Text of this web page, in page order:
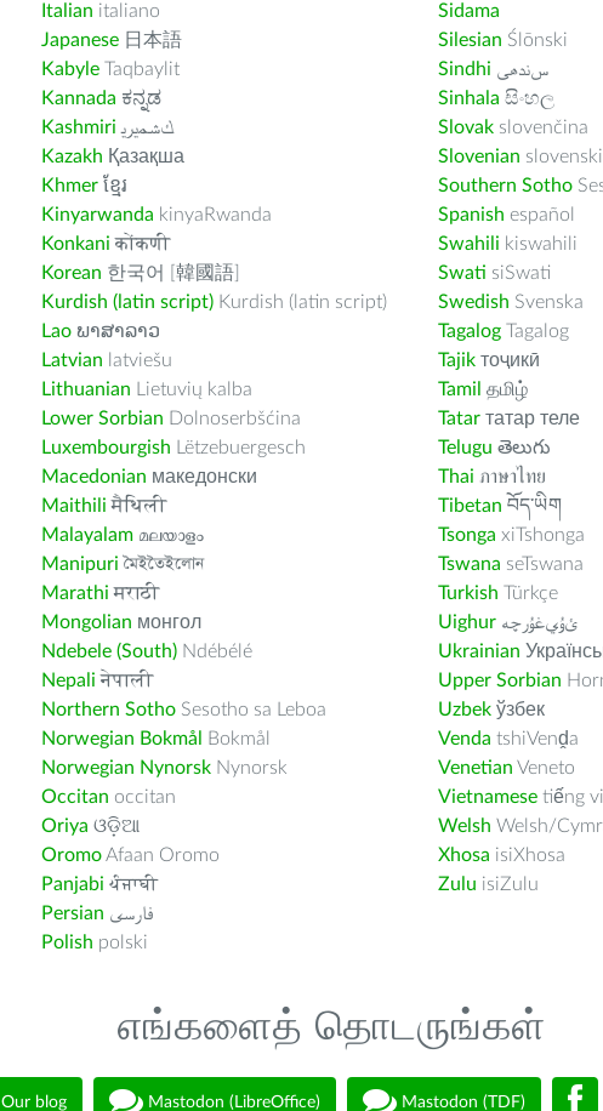
Italian italiano
Japanese 日本語
Kabyle Taqbaylit
Kannada ಕನ್ನಡ
Kashmiri ﻚﺸﻤﻳﺮﻳ
Kazakh Қазақша
Khmer ខ្មែរ
Kinyarwanda kinyaRwanda
Konkani कोंकणी
Korean 한국어 [韓國語]
Kurdish (latin script) Kurdish (latin script)
Lao ພາສາລາວ
Latvian latviešu
Lithuanian Lietuvių kalba
Lower Sorbian Dolnoserbšćina
Luxembourgish Lëtzebuergesch
Macedonian македонски
Maithili मैथिली
Malayalam മലയാളം
Manipuri মৈইতৈইলোন
Marathi मराठी
Mongolian монгол
Ndebele (South) Ndébélé
Nepali नेपाली
Northern Sotho Sesotho sa Leboa
Norwegian Bokmål
Bokmål
Norwegian Nynorsk Nynorsk
Occitan occitan
Oriya ଓଡ଼ିଆ
OromoAfaan Oromo
Panjabi ਪੰਜਾਬੀ
Persian فارسى
Polish polski
Sidama
Silesian Ślōnski
Sindhi ﺲﻧﺩھی
Sinhala සිංහල
Slovak slovenčina
Slovenian slovenski
Southern Sotho
Spanish español
Swahili kiswahili
Swati siSwati
Swedish Svenska
Tagalog Tagalog
Tajik тоҷикӣ
Tamil தமிழ்
Tatar татар теле
Telugu తెలుగు
Thai ภาษาไทย
Tibetan བོད་ཡིག
Tsonga xiTshonga
Tswana seTswana
Turkish Türkçe
Uighur ﺉۇﻲﻏۇﺭچە
Ukrainian
Upper Sorbian
Uzbek ўзбек
Venda tshiVenḓa
Venetian Veneto
Vietnamese tiếng
Welsh Welsh/
Xhosa isiXhosa
Zulu isiZulu
எங்களைத் தொடருங்கள்
Our blog Mastodon (LibreOffice) Mastodon (TDF)